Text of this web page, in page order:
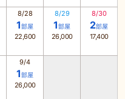
8/28
1部屋
22,600
8/29
1部屋
26,000
8/30
2部屋
17,400
9/4
1部屋
26,000